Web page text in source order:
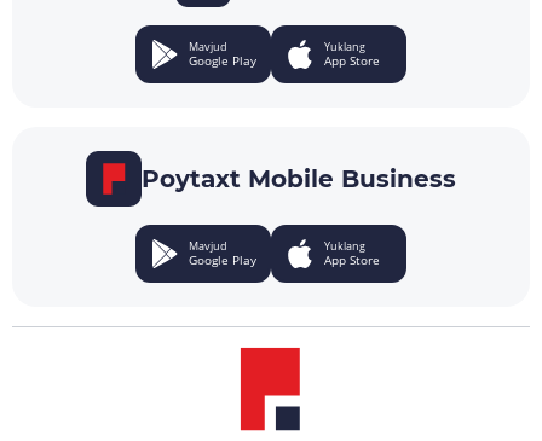
Mavjud
Google Play
Yuklang
App Store
Poytaxt Mobile Business
Mavjud
Google Play
Yuklang
App Store